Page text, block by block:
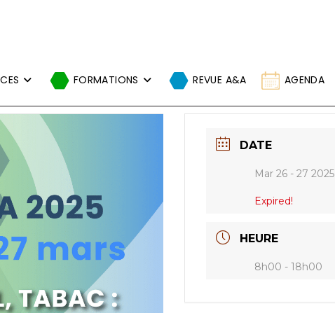
FORMATIONS REVUE A&A AGENDA
DATE
Mar 26 - 27 2025
Expired!
HEURE
8h00 - 18h00